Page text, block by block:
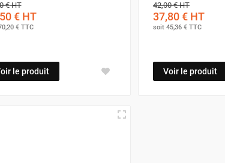
€HT
€HT
€TTC
le produit
42,00 €HT
37,80 € HT
soit 45,36 € TTC
Voir le produit